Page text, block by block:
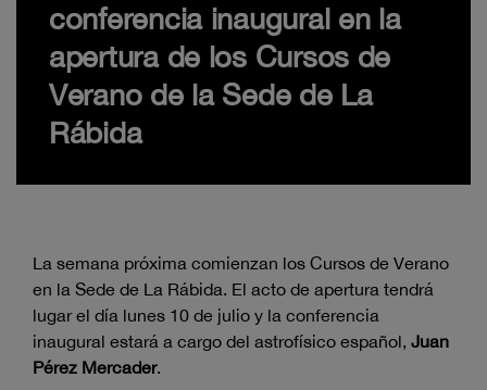
conferencia inaugural en la
apertura de los Cursos de
Verano de la Sede de La
Rábida
La semana próxima comienzan los Cursos de Verano
en la Sede de La Rábida. El acto de apertura tendrá
lugar el día lunes 10 de julio y la conferencia
inaugural estará a cargo del astrofísico español, Juan
Pérez Mercader.